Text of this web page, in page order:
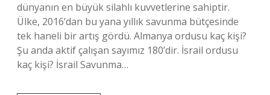
dünyanın en büyük silahlı kuvvetlerine sahiptir.
Ülke, 2016’dan bu yana yıllık savunma bütçesinde
tek haneli bir artış gördü. Almanya ordusu kaç kişi?
Şu anda aktif çalışan sayımız 180’dir. İsrail ordusu
kaç kişi? İsrail Savunma…